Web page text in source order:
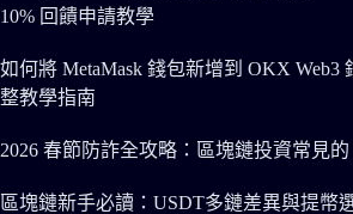
10% 回饋申請教學
如何將 MetaMask 錢包新增到 OKX Web3
整教學指南
2026 春節防詐全攻略：區塊鏈投資常見
區塊鏈新手必讀：USDT多鏈差異與提幣